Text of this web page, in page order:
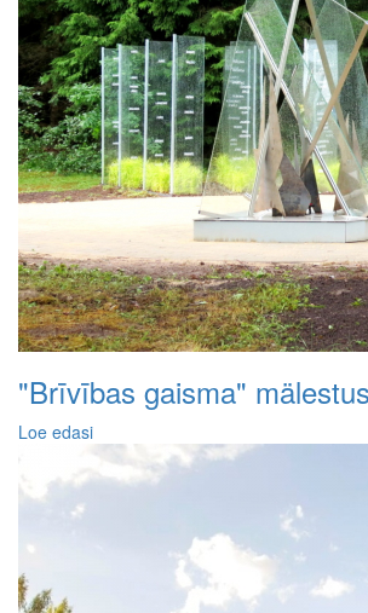
"Brīvības gaisma"
Loe edasi